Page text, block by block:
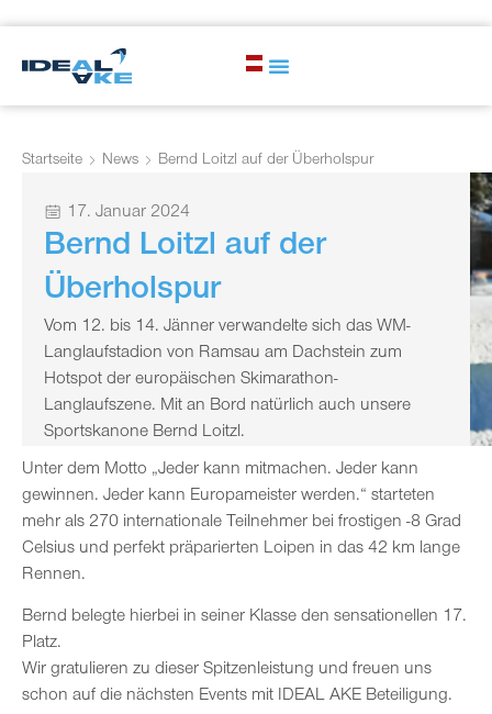
Startseite News Bernd Loitzl auf der Überholspur
17. Januar 2024
Bernd Loitzl auf der
Überholspur
Vom 12. bis 14. Jänner verwandelte sich das WM-
Langlaufstadion von Ramsau am Dachstein zum
Hotspot der europäischen Skimarathon-
Langlaufszene. Mit an Bord natürlich auch unsere
Sportskanone Bernd Loitzl.
Unter dem Motto „Jeder kann mitmachen. Jeder kann
gewinnen. Jeder kann Europameister werden.“ starteten
mehr als 270 internationale Teilnehmer bei frostigen -8 Grad
Celsius und perfekt präparierten Loipen in das 42 km lange
Rennen.
Bernd belegte hierbei in seiner Klasse den sensationellen 17.
Platz.
Wir gratulieren zu dieser Spitzenleistung und freuen uns
schon auf die nächsten Events mit IDEAL AKE Beteiligung.